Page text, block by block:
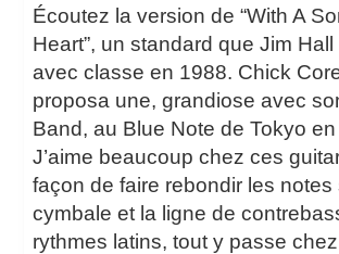
Écoutez la version de “With A
Heart”, un standard que Jim
avec classe en 1988. Chick
proposa une, grandiose avec
Band, au Blue Note de Tokyo
J’aime beaucoup chez ces
façon de faire rebondir les notes
cymbale et la ligne de
rythmes latins, tout y passe